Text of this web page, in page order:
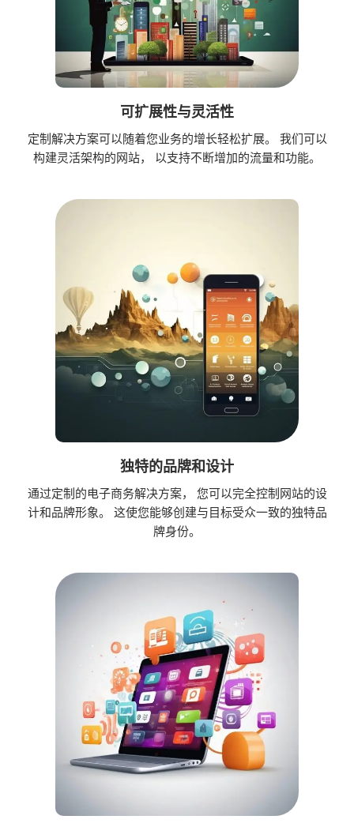
可扩展性与灵活性
定制解决方案可以随着您业务的增长轻松扩展。 我们可以
构建灵活架构的网站， 以支持不断增加的流量和功能。
独特的品牌和设计
通过定制的电子商务解决方案， 您可以完全控制网站的设
计和品牌形象。 这使您能够创建与目标受众一致的独特品
牌身份。